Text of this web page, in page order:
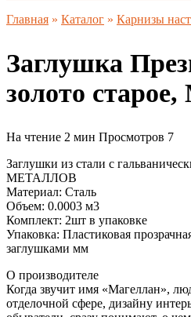
Главная » Каталог » Карнизы
Заглушка
золото
На чтение 2 мин Просмотров 7
Заглушки из стали с
МЕТАЛЛОВ
Материал: Сталь
Объем: 0.0003 м3
Комплект: 2шт в упаковке
Упаковка: Пластиковая
заглушками мм
О производителе
Когда звучит имя «Магеллан»,
отделочной сфере, дизайну